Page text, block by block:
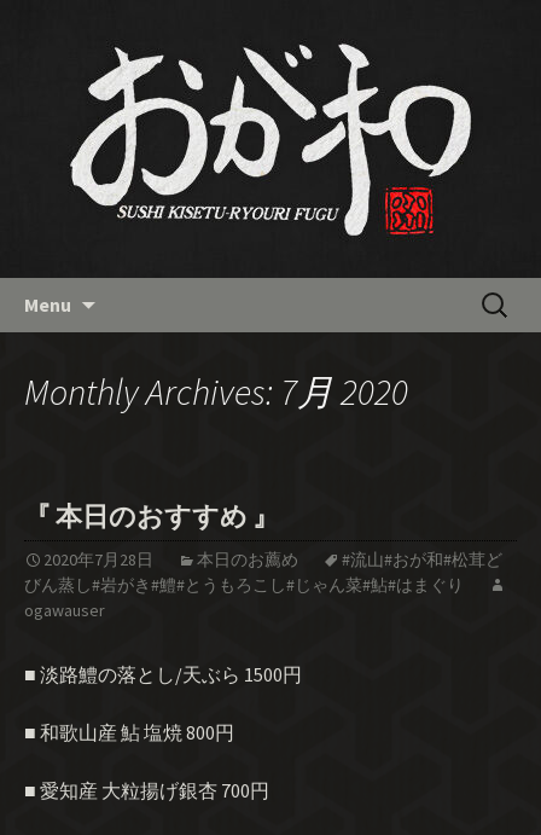
南流山の和食「おが和」の最新
情報バックナンバー
Menu
検
索:
Monthly Archives: 7月 2020
『 本日のおすすめ 』
2020年7月28日 本日のお薦め
#流山#おが和#松茸ど
びん蒸し#岩がき#鱧#とうもろこし#じゃん菜#鮎#はまぐり
ogawauser
■ 淡路鱧の落とし/天ぶら 1500円
■ 和歌山産 鮎 塩焼 800円
■ 愛知産 大粒揚げ銀杏 700円